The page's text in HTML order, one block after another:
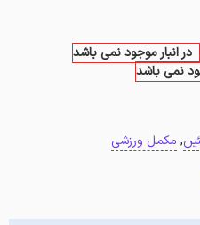
در انبار موجود نمی باشد
نمی باشد
, مکمل ورزشی